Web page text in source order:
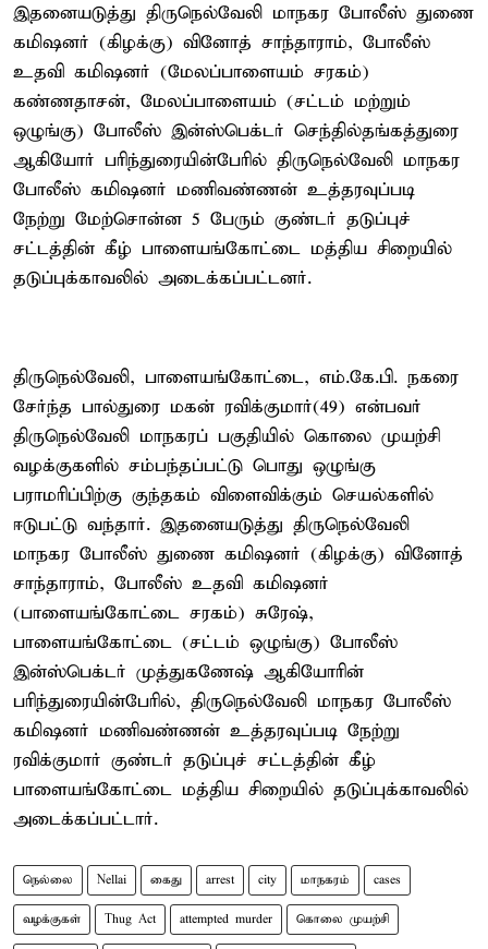
இதனையடுத்து திருநெல்வேலி மாநகர போலீஸ் துணை
கமிஷனர் (கிழக்கு) வினோத் சாந்தாராம், போலீஸ்
உதவி கமிஷனர் (மேலப்பாளையம் சரகம்)
கண்ணதாசன், மேலப்பாளையம் (சட்டம் மற்றும்
ஒழுங்கு) போலீஸ் இன்ஸ்பெக்டர் செந்தில்தங்கத்துரை
ஆகியோர் பரிந்துரையின்பேரில் திருநெல்வேலி மாநகர
போலீஸ் கமிஷனர் மணிவண்ணன் உத்தரவுப்படி
நேற்று மேற்சொன்ன 5 பேரும் குண்டர் தடுப்புச்
சட்டத்தின் கீழ் பாளையங்கோட்டை மத்திய சிறையில்
தடுப்புக்காவலில் அடைக்கப்பட்டனர்.
திருநெல்வேலி, பாளையங்கோட்டை, எம்.கே.பி. நகரை
சேர்ந்த பால்துரை மகன் ரவிக்குமார்(49) என்பவர்
திருநெல்வேலி மாநகரப் பகுதியில் கொலை முயற்சி
வழக்குகளில் சம்பந்தப்பட்டு பொது ஒழுங்கு
பராமரிப்பிற்கு குந்தகம் விளைவிக்கும் செயல்களில்
ஈடுபட்டு வந்தார். இதனையடுத்து திருநெல்வேலி
மாநகர போலீஸ் துணை கமிஷனர் (கிழக்கு) வினோத்
சாந்தாராம், போலீஸ் உதவி கமிஷனர்
(பாளையங்கோட்டை சரகம்) சுரேஷ்,
பாளையங்கோட்டை (சட்டம் ஒழுங்கு) போலீஸ்
இன்ஸ்பெக்டர் முத்துகணேஷ் ஆகியோரின்
பரிந்துரையின்பேரில், திருநெல்வேலி மாநகர போலீஸ்
கமிஷனர் மணிவண்ணன் உத்தரவுப்படி நேற்று
ரவிக்குமார் குண்டர் தடுப்புச் சட்டத்தின் கீழ்
பாளையங்கோட்டை மத்திய சிறையில் தடுப்புக்காவலில்
அடைக்கப்பட்டார்.
நெல்லை Nellai கைது arrest city மாநகரம் cases
வழக்குகள் Thug Act attempted murder கொலை முயற்சி